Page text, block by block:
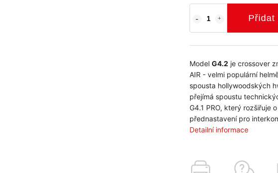
Přidat
Model G4.2 je crossover
AIR - velmi populární
spousta hollywoodských
přejímá spoustu
G4.1 PRO, který rozšiřuje
přednastavení pro
Detailní informace